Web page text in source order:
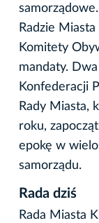
Radzie
Komitety
mandaty.
Konfederacji
Rady Miasta,
roku,
epokę w
samorządu.
Rada dziś
Rada Miasta